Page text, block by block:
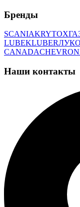
Бренды
SCANIAKRYTOX
LUBEKLUBER
CANADACHEVRON
Наши контакты